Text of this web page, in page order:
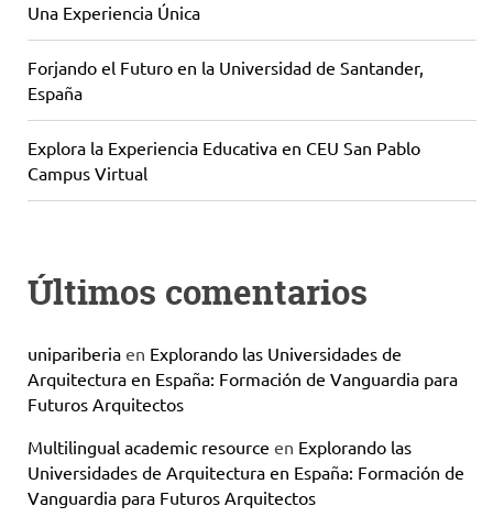
Una Experiencia Única
Forjando el Futuro en la Universidad de Santander,
España
Explora la Experiencia Educativa en CEU San Pablo
Campus Virtual
Últimos comentarios
unipariberia en Explorando las Universidades de
Arquitectura en España: Formación de Vanguardia para
Futuros Arquitectos
Multilingual academic resource en Explorando las
Universidades de Arquitectura en España: Formación de
Vanguardia para Futuros Arquitectos